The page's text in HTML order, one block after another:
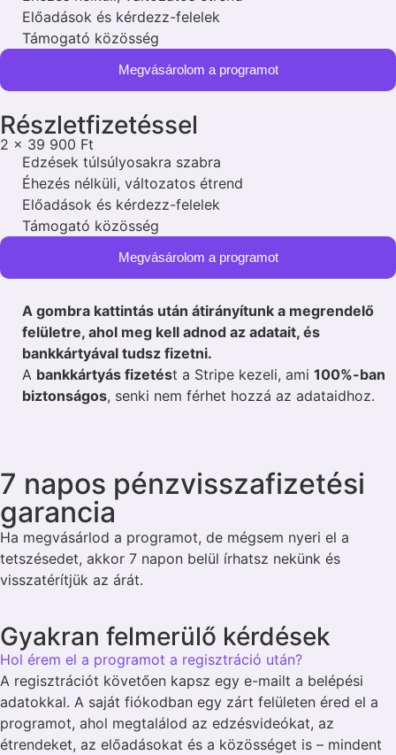
Előadások és kérdezz-felelek
Támogató közösség
Megvásárolom a programot
Részletfizetéssel
2 x 39 900 Ft
Edzések túlsúlyosakra szabra
Éhezés nélküli, változatos étrend
Előadások és kérdezz-felelek
Támogató közösség
Megvásárolom a programot
A gombra kattintás után átirányítunk a megrendelő
felületre, ahol meg kell adnod az adatait, és
bankkártyával tudsz fizetni.
A bankkártyás fizetést a Stripe kezeli, ami 100%-ban
biztonságos, senki nem férhet hozzá az adataidhoz.
7 napos pénzvisszafizetési
garancia
Ha megvásárlod a programot, de mégsem nyeri el a
tetszésedet, akkor 7 napon belül írhatsz nekünk és
visszatérítjük az árát.
Gyakran felmerülő kérdések
Hol érem el a programot a regisztráció után?
A regisztrációt követően kapsz egy e-mailt a belépési
adatokkal. A saját fiókodban egy zárt felületen éred el a
programot, ahol megtalálod az edzésvideókat, az
étrendeket, az előadásokat és a közösséget is – mindent